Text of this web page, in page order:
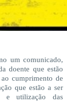
um comunicado,
doente que estão
cumprimento de
que estão a ser
e utilização das